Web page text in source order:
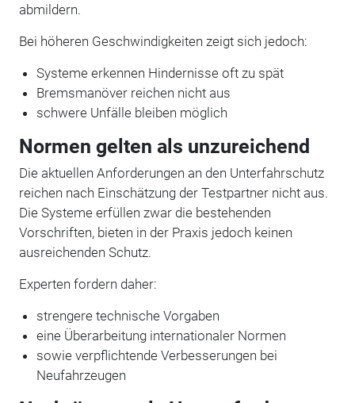
abmildern.
Bei höheren Geschwindigkeiten zeigt sich jedoch:
Systeme erkennen Hindernisse oft zu spät
Bremsmanöver reichen nicht aus
schwere Unfälle bleiben möglich
Normen gelten als unzureichend
Die aktuellen Anforderungen an den Unterfahrschutz
reichen nach Einschätzung der Testpartner nicht aus.
Die Systeme erfüllen zwar die bestehenden
Vorschriften, bieten in der Praxis jedoch keinen
ausreichenden Schutz.
Experten fordern daher:
strengere technische Vorgaben
eine Überarbeitung internationaler Normen
sowie verpflichtende Verbesserungen bei
Neufahrzeugen